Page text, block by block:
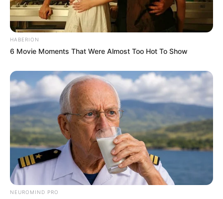
HABERION
6 Movie Moments That Were Almost Too Hot To Show
NEUROMIND PRO